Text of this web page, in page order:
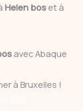
Helen bos et à
avec Abaque
à Bruxelles !